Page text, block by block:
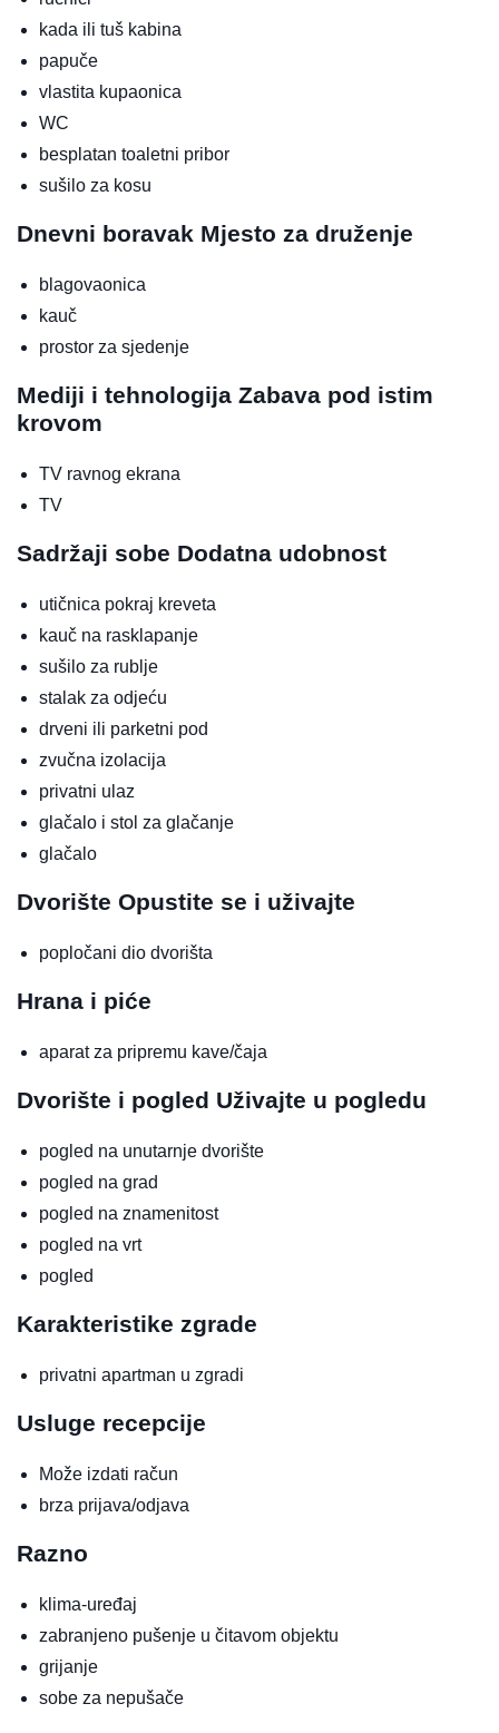
kada ili tuš kabina
papuče
vlastita kupaonica
WC
besplatan toaletni pribor
sušilo za kosu
Dnevni boravak Mjesto za druženje
blagovaonica
kauč
prostor za sjedenje
Mediji i tehnologija Zabava pod istim
krovom
TV ravnog ekrana
TV
Sadržaji sobe Dodatna udobnost
utičnica pokraj kreveta
kauč na rasklapanje
sušilo za rublje
stalak za odjeću
drveni ili parketni pod
zvučna izolacija
privatni ulaz
glačalo i stol za glačanje
glačalo
Dvorište Opustite se i uživajte
popločani dio dvorišta
Hrana i piće
aparat za pripremu kave/čaja
Dvorište i pogled Uživajte u pogledu
pogled na unutarnje dvorište
pogled na grad
pogled na znamenitost
pogled na vrt
pogled
Karakteristike zgrade
privatni apartman u zgradi
Usluge recepcije
Može izdati račun
brza prijava/odjava
Razno
klima-uređaj
zabranjeno pušenje u čitavom objektu
grijanje
sobe za nepušače